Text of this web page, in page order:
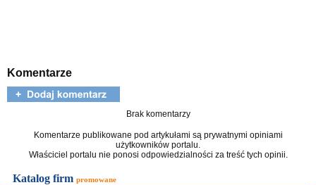
Komentarze
Brak komentarzy
Komentarze publikowane pod artykułami są prywatnymi opiniami
użytkowników portalu.
Właściciel portalu nie ponosi odpowiedzialności za treść tych opinii.
Katalog firm promowane